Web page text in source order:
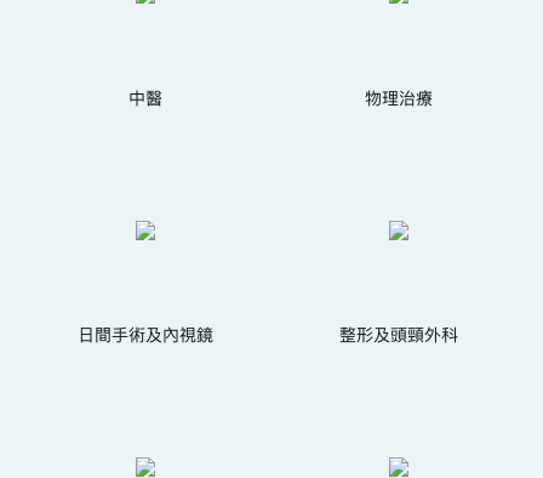
中醫 物理治療
日間手術及內視鏡 整形及頭頸外科